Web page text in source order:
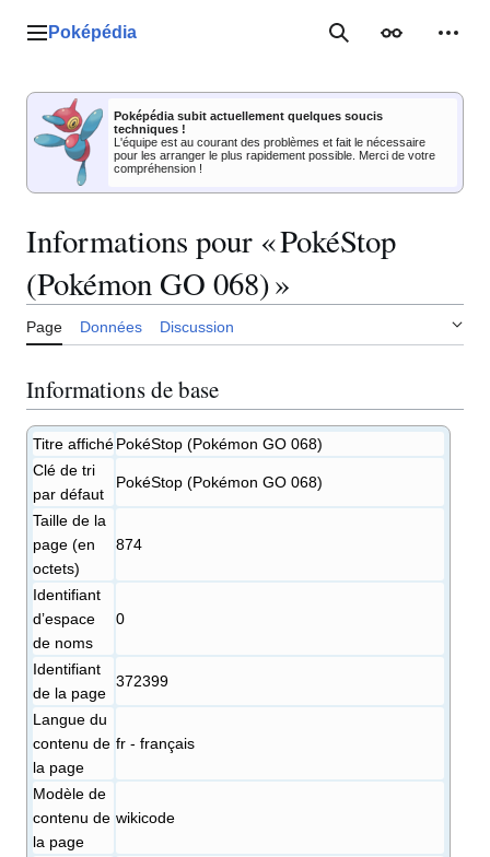
Menu principal
Poképédia RechercherApparence
Poképédia subit actuellement quelques soucis
techniques !
L'équipe est au courant des problèmes et fait le nécessaire
pour les arranger le plus rapidement possible. Merci de votre
compréhension !
Informations pour « PokéStop
(Pokémon GO 068) »
Page Données Discussion
Informations de base
Titre affichéPokéStop (Pokémon GO 068)
Clé de tri
par défaut
PokéStop (Pokémon GO 068)
Taille de la
page (en
octets)
874
Identifiant
dʼespace
de noms
0
Identifiant
de la page
372399
Langue du
contenu de
la page
fr - français
Modèle de
contenu de
la page
wikicode